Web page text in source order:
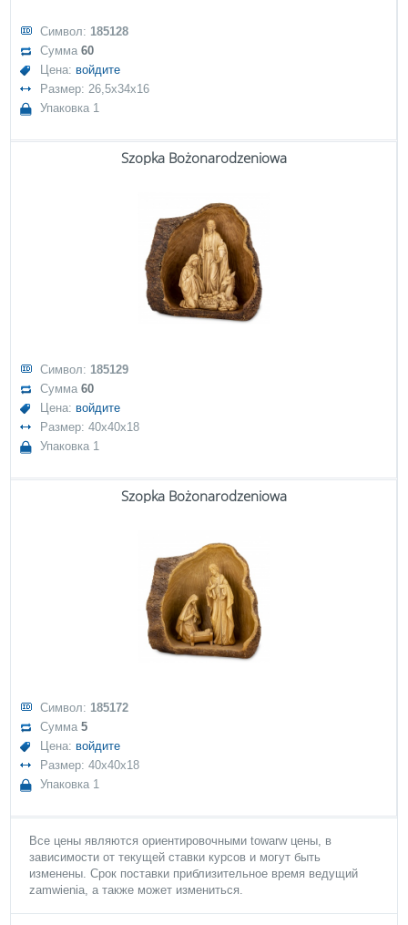
Символ: 185128
Сумма60
Цена: войдите
Размер: 26,5x34x16
Упаковка 1
Szopka Bożonarodzeniowa
Символ: 185129
Сумма60
Цена: войдите
Размер: 40x40x18
Упаковка 1
Szopka Bożonarodzeniowa
Символ: 185172
Сумма5
Цена: войдите
Размер: 40x40x18
Упаковка 1
Все цены являются ориентировочными towarw цены, в
зависимости от текущей ставки курсов и могут быть
изменены. Срок поставки приблизительное время ведущий
zamwienia, а также может измениться.